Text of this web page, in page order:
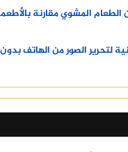
الطعام المشوي مقارنة
لتحرير الصور من الهاتف